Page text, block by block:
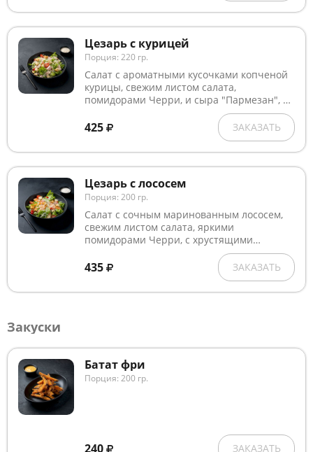
"Цезарь".
Цезарь с курицей
Порция: 220 гр.
Салат с ароматными кусочками копченой
курицы, свежим листом салата,
помидорами Черри, и сыра "Пармезан", с
сухариками собственного приготовления,
заправленный фирменным соусом
425 ЗАКАЗАТЬ
Цезарь с лососем
Порция: 200 гр.
Салат с сочным маринованным лососем,
свежим листом салата, яркими
помидорами Черри, с хрустящими
сухариками собственного приготовления,
посыпанный сыром "Пармезан"
заправленный знаменитым фирменным
соусом "Цезарь".
435 ЗАКАЗАТЬ
Закуски
Батат фри
Порция: 200 гр.
240 ЗАКАЗАТЬ